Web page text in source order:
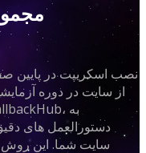
نصب اسکریپت در پایین
دستورالعمل های